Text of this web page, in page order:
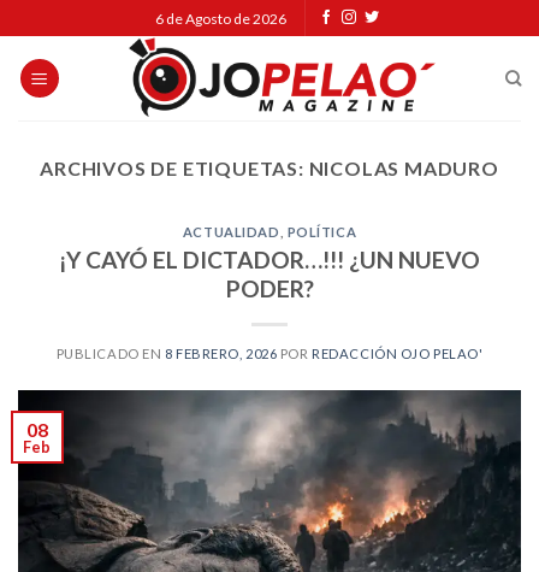
to
content
6 de Agosto de 2026
ARCHIVOS DE ETIQUETAS: NICOLAS MADURO
ACTUALIDAD POLÍTICA
¡Y CAYÓ EL DICTADOR…!!! ¿UN NUEVO
PODER?
PUBLICADO EN 8 FEBRERO, 2026 POR REDACCIÓN OJO PELAO'
08
Feb